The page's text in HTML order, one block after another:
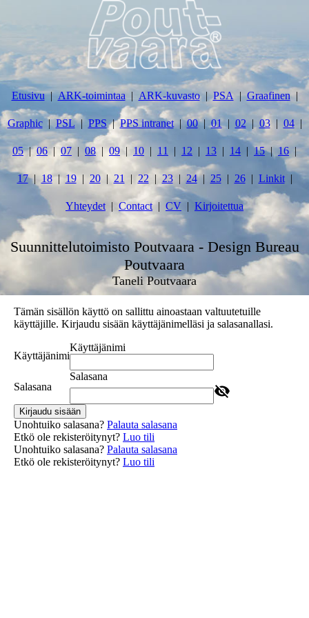
Etusivu ARK-toimintaa ARK-kuvasto PSA Graafinen
Graphic PSL PPS PPS intranet 00 01 02 03 04
05 06 07 08 09 10 11 12 13 14 15 16
17 18 19 20 21 22 23 24 25 26 Linkit
Yhteydet Contact CV Kirjoitettua
Suunnittelutoimisto Poutvaara - Design Bureau
Poutvaara
Taneli Poutvaara
Tämän sisällön käyttö on sallittu ainoastaan valtuutetuille
käyttäjille. Kirjaudu sisään käyttäjänimelläsi ja salasanallasi.
Käyttäjänimi
Käyttäjänimi
Salasana
Salasana
Kirjaudu sisään
Unohtuiko salasana? Palauta salasana
Etkö ole rekisteröitynyt? Luo tili
Unohtuiko salasana? Palauta salasana
Etkö ole rekisteröitynyt? Luo tili